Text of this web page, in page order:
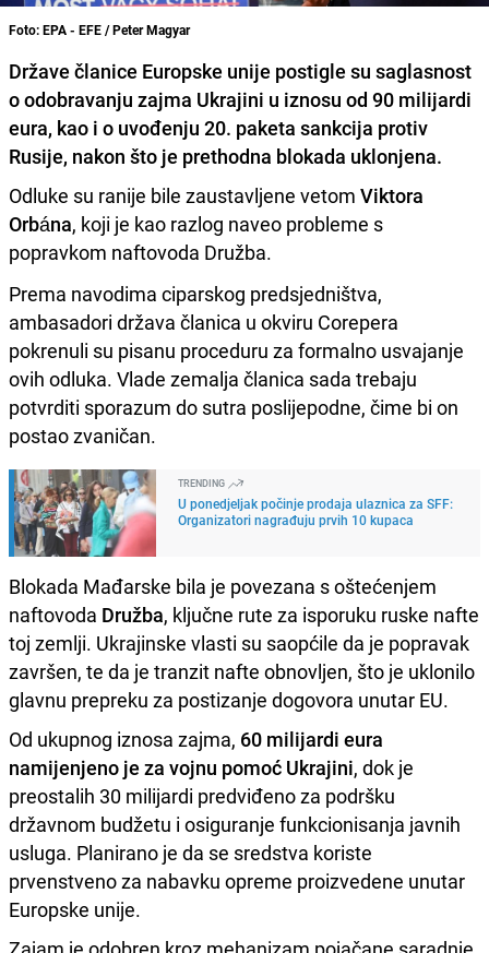
Foto: EPA - EFE / Peter Magyar
Države članice Europske unije postigle su saglasnost
o odobravanju zajma Ukrajini u iznosu od 90 milijardi
eura, kao i o uvođenju 20. paketa sankcija protiv
Rusije, nakon što je prethodna blokada uklonjena.
Odluke su ranije bile zaustavljene vetom Viktora
Orbána, koji je kao razlog naveo probleme s
popravkom naftovoda Družba.
Prema navodima ciparskog predsjedništva,
ambasadori država članica u okviru Corepera
pokrenuli su pisanu proceduru za formalno usvajanje
ovih odluka. Vlade zemalja članica sada trebaju
potvrditi sporazum do sutra poslijepodne, čime bi on
postao zvaničan.
TRENDING
U ponedjeljak počinje prodaja ulaznica za SFF:
Organizatori nagrađuju prvih 10 kupaca
Blokada Mađarske bila je povezana s oštećenjem
naftovoda Družba, ključne rute za isporuku ruske nafte
toj zemlji. Ukrajinske vlasti su saopćile da je popravak
završen, te da je tranzit nafte obnovljen, što je uklonilo
glavnu prepreku za postizanje dogovora unutar EU.
Od ukupnog iznosa zajma, 60 milijardi eura
namijenjeno je za vojnu pomoć Ukrajini, dok je
preostalih 30 milijardi predviđeno za podršku
državnom budžetu i osiguranje funkcionisanja javnih
usluga. Planirano je da se sredstva koriste
prvenstveno za nabavku opreme proizvedene unutar
Europske unije.